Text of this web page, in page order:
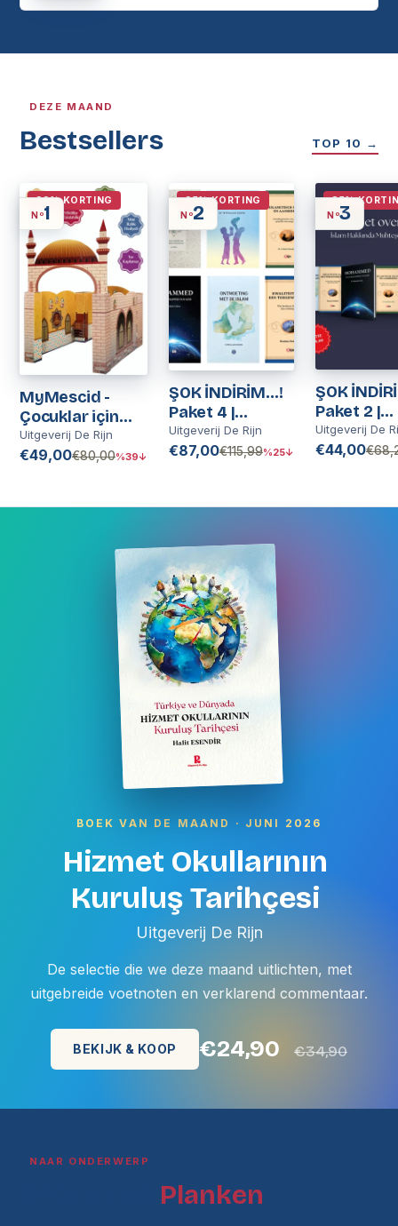
DEZE MAAND
Bestsellers TOP 10 →
1
39% KORTING
MyMescid -
Çocuklar için
Mescid | Kinder
Moskee |
Uitgeverij De Rijn
€49,00€80,00%39↓
2
25% KORTING
ŞOK İNDİRİM…!
Paket 4 |
Nederlands
Uitgeverij De Rijn
€87,00€115,99%25↓
3
35%
ŞOK
Paket 2 |
Uitgeverij De
€44,00
BOEK VAN DE MAAND · JUNI 2026
Hizmet Okullarının
Kuruluş Tarihçesi
Uitgeverij De Rijn
De selectie die we deze maand uitlichten, met
uitgebreide voetnoten en verklarend commentaar.
BEKIJK & KOOP €24,90 €34,90
NAAR ONDERWERP
Planken